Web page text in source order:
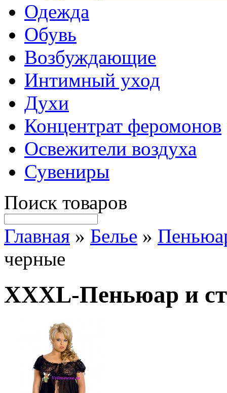
Одежда
Обувь
Возбуждающие
Интимный уход
Духи
Концентрат феромонов
Освежители воздуха
Сувениры
Поиск товаров
Главная » Белье »
черные
XXXL-Пеньюар и